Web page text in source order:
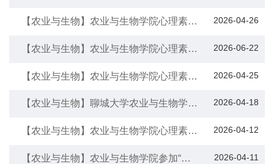
会”
2026-04-26
【农业与生物】农业与生物学院心理素质
章”阳光心理大讲堂活动
2026-06-22
【农业与生物】农业与生物学院心理素质
辅导活动
2026-04-25
【农业与生物】农业与生物学院心理素质
动
2026-04-18
【农业与生物】聊城大学农业与生物学院
2026-04-12
【农业与生物】农业与生物学院心理素质
情景剧大赛
2026-04-11
【农业与生物】农业与生物学院参加“农